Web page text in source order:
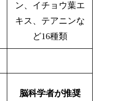
ン、イチョウ葉エ
キス、テアニンな
ど16種類
脳科学者が推奨